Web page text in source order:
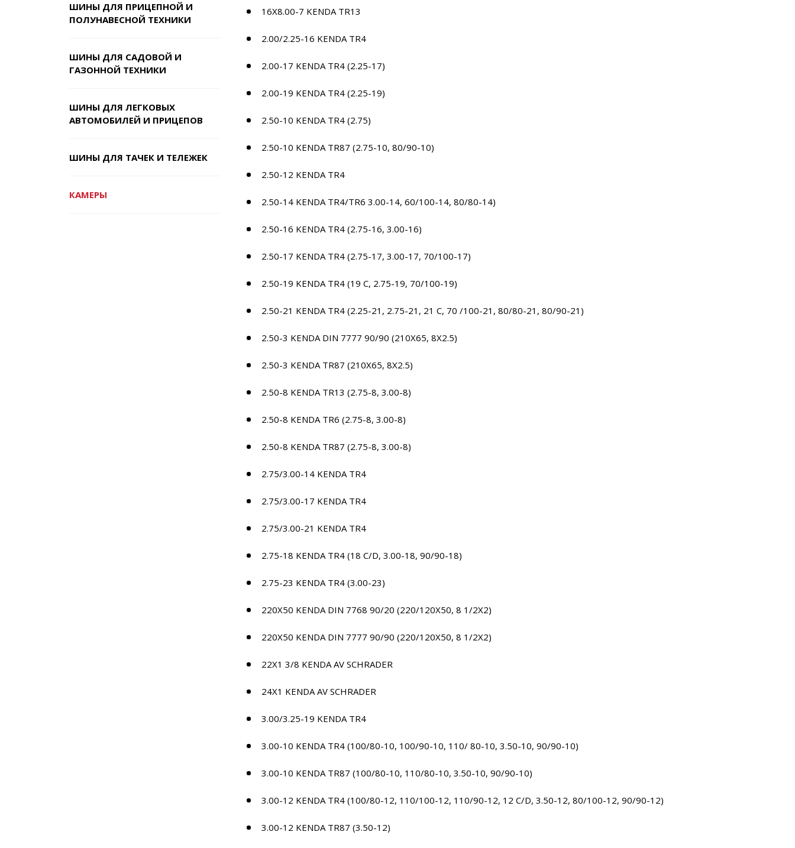
ШИНЫ ДЛЯ ПРИЦЕПНОЙ И
ПОЛУНАВЕСНОЙ ТЕХНИКИ
ШИНЫ ДЛЯ САДОВОЙ И
ГАЗОННОЙ ТЕХНИКИ
ШИНЫ ДЛЯ ЛЕГКОВЫХ
АВТОМОБИЛЕЙ И ПРИЦЕПОВ
ШИНЫ ДЛЯ ТАЧЕК И ТЕЛЕЖЕК
КАМЕРЫ
16X8.00-7 KENDA TR13
2.00/2.25-16 KENDA TR4
2.00-17 KENDA TR4 (2.25-17)
2.00-19 KENDA TR4 (2.25-19)
2.50-10 KENDA TR4 (2.75)
2.50-10 KENDA TR87 (2.75-10, 80/90-10)
2.50-12 KENDA TR4
2.50-14 KENDA TR4/TR6 3.00-14, 60/100-14, 80/80-14)
2.50-16 KENDA TR4 (2.75-16, 3.00-16)
2.50-17 KENDA TR4 (2.75-17, 3.00-17, 70/100-17)
2.50-19 KENDA TR4 (19 C, 2.75-19, 70/100-19)
2.50-21 KENDA TR4 (2.25-21, 2.75-21, 21 C, 70 /100-21, 80/80-21, 80/90-21)
2.50-3 KENDA DIN 7777 90/90 (210X65, 8X2.5)
2.50-3 KENDA TR87 (210X65, 8X2.5)
2.50-8 KENDA TR13 (2.75-8, 3.00-8)
2.50-8 KENDA TR6 (2.75-8, 3.00-8)
2.50-8 KENDA TR87 (2.75-8, 3.00-8)
2.75/3.00-14 KENDA TR4
2.75/3.00-17 KENDA TR4
2.75/3.00-21 KENDA TR4
2.75-18 KENDA TR4 (18 C/D, 3.00-18, 90/90-18)
2.75-23 KENDA TR4 (3.00-23)
220X50 KENDA DIN 7768 90/20 (220/120X50, 8 1/2X2)
220X50 KENDA DIN 7777 90/90 (220/120X50, 8 1/2X2)
22X1 3/8 KENDA AV SCHRADER
24X1 KENDA AV SCHRADER
3.00/3.25-19 KENDA TR4
3.00-10 KENDA TR4 (100/80-10, 100/90-10, 110/ 80-10, 3.50-10, 90/90-10)
3.00-10 KENDA TR87 (100/80-10, 110/80-10, 3.50-10, 90/90-10)
3.00-12 KENDA TR4 (100/80-12, 110/100-12, 110/90-12, 12 C/D, 3.50-12, 80/100-12, 90/90-12)
3.00-12 KENDA TR87 (3.50-12)